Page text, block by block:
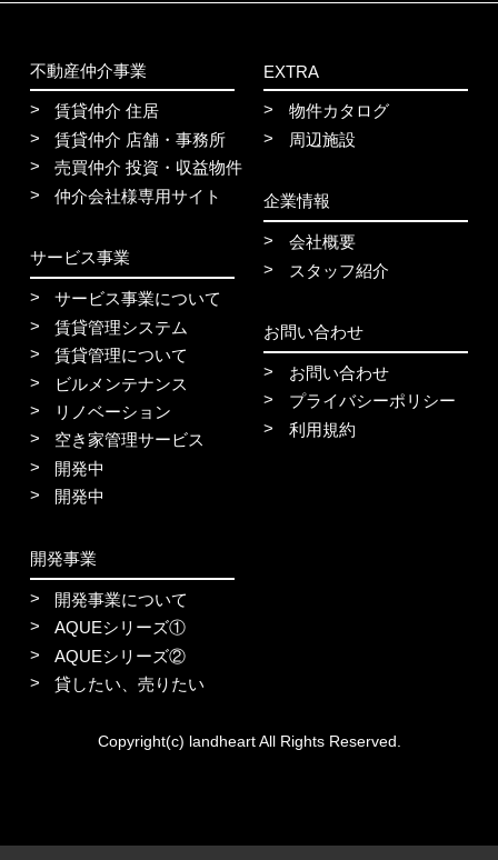
不動産仲介事業
賃貸仲介 住居
賃貸仲介 店舗・事務所
売買仲介 投資・収益物件
仲介会社様専用サイト
サービス事業
サービス事業について
賃貸管理システム
賃貸管理について
ビルメンテナンス
リノベーション
空き家管理サービス
開発中
開発中
開発事業
開発事業について
AQUEシリーズ①
AQUEシリーズ②
貸したい、売りたい
EXTRA
物件カタログ
周辺施設
企業情報
会社概要
スタッフ紹介
お問い合わせ
お問い合わせ
プライバシーポリシー
利用規約
Copyright(c) landheart All Rights Reserved.